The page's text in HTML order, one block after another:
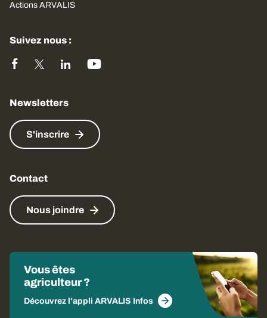
Actions ARVALIS
Suivez nous :
Newsletters
S'inscrire
Contact
Nous joindre
Vous êtes
agriculteur ?
Découvrez l'appli ARVALIS Infos